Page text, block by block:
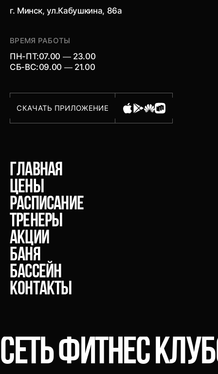
г. Минск, ул.Кабушкина, 86а
ВРЕМЯ РАБОТЫ
ПН-ПТ:
СБ-ВС:
07.00 — 23.00
09.00 — 21.00
СКАЧАТЬ ПРИЛОЖЕНИЕ
главная
Цены
расписание
тренеры
акции
Баня
Бассейн
Контакты
СЕТЬ ФИТНЕС